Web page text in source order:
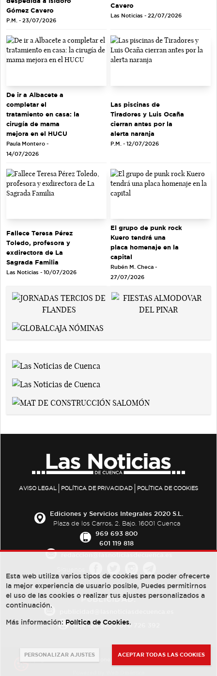
Gómez Cavero
P.M. - 23/07/2026
Cavero
Las Noticias - 22/07/2026
De ir a Albacete a
completar el
tratamiento en casa: la
cirugía de mama
mejora en el HUCU
Paula Montero -
14/07/2026
Las piscinas de
Tiradores y Luis Ocaña
cierran antes por la
alerta naranja
P.M. - 12/07/2026
Fallece Teresa Pérez
Toledo, profesora y
exdirectora de La
Sagrada Familia
Las Noticias - 10/07/2026
El grupo de punk rock
Kuero tendrá una
placa homenaje en la
capital
Rubén M. Checa -
27/07/2026
AVISO LEGAL POLÍTICA DE PRIVACIDAD POLÍTICA DE COOKIES
Ediciones y Servicios Integrales 2020 S.L.
Plaza de los Carros, 2. Bajo. 16001 Cuenca
969 693 800
601 119 818
PUBLICIDAD:
684 126 573/670 726 392
Esta web utiliza varios tipos de cookies para poder ofrecerte
la mejor experiencia de usuario posible, Puedes permitirnos
el uso de las cookies o realizar tus ajustes personalizados a
continuación.
Más información: Política de Cookies.
PERSONALIZAR AJUSTES ACEPTAR TODAS LAS COOKIES